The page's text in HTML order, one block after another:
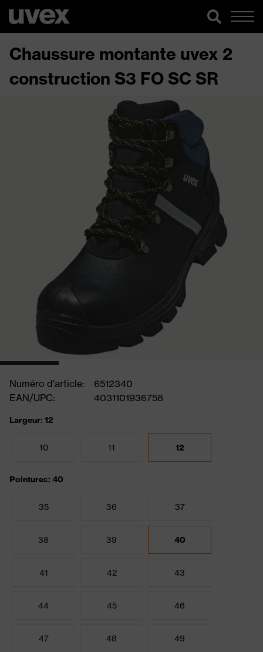
Chaussure montante uvex 2
construction S3 FO SC SR
Numéro d'article:
6512340
EAN/UPC:
4031101936758
Largeur: 12
10 11 12
Pointures: 40
35 36 37
38 39 40
41 42 43
44 45 46
47 48 49